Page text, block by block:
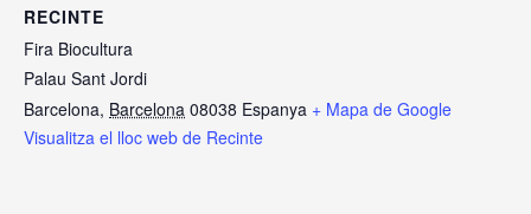
RECINTE
Fira Biocultura
Palau Sant Jordi
Barcelona, Barcelona 08038 Espanya + Mapa de Google
Visualitza el lloc web de Recinte